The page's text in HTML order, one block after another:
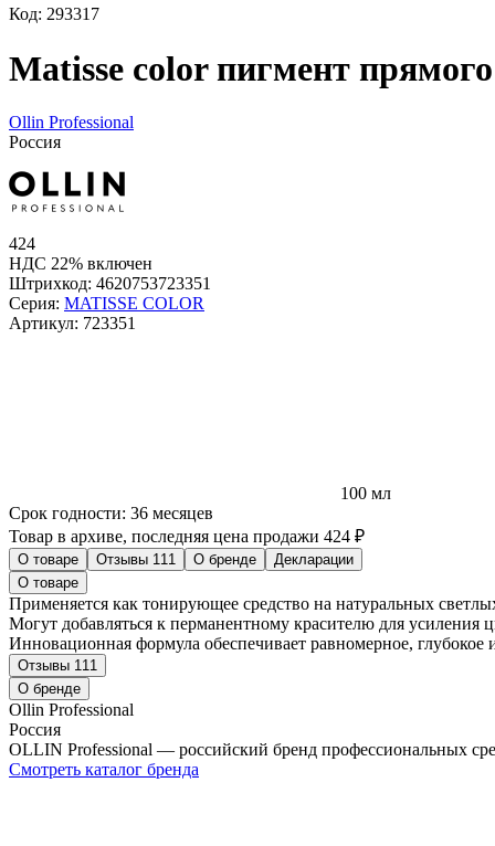
Код: 293317
Matisse color пигмент
Ollin Professional
Россия
424
НДС 22% включен
Штрихкод: 4620753723351
Серия: MATISSE COLOR
Артикул: 723351
100 мл
Срок годности: 36 месяцев
Товар в архиве, последняя цена продажи 424 ₽
О товаре Отзывы 111 О бренде
Декларации
О товаре
Применяется как тонирующее средство на натуральных
Могут добавляться к перманентному красителю для усиления
Инновационная формула обеспечивает равномерное,
Отзывы 111
О бренде
Ollin Professional
Россия
OLLIN Professional — российский бренд профессиональных
Смотреть каталог бренда